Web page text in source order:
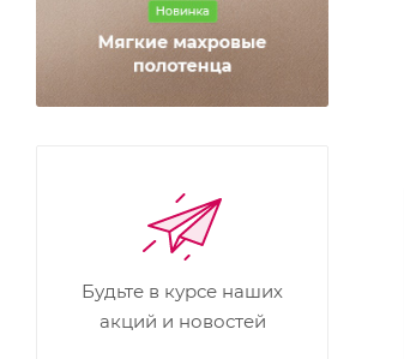
Будьте в курсе наших
акций и новостей